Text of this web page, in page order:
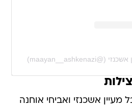
אשכנזי ואביחי אוחנה